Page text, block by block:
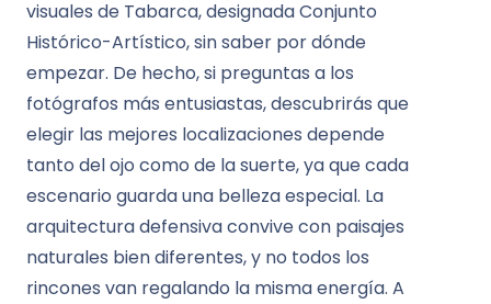
visuales de Tabarca, designada Conjunto
Histórico-Artístico, sin saber por dónde
empezar. De hecho, si preguntas a los
fotógrafos más entusiastas, descubrirás que
elegir las mejores localizaciones depende
tanto del ojo como de la suerte, ya que cada
escenario guarda una belleza especial. La
arquitectura defensiva convive con paisajes
naturales bien diferentes, y no todos los
rincones van regalando la misma energía. A